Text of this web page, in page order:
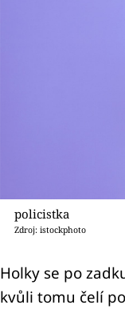
policistka
Zdroj: istockphoto
Holky se po
kvůli tomu čelí